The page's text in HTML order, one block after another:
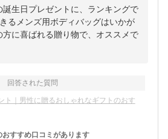
生日プレゼントに、ランキングで
るメンズ用ボディバッグはいかが
方に喜ばれる贈り物で、オススメで
回答された質問
ト｜男性に贈るおしゃれなギフトのおす
おすすめ口コミがあります